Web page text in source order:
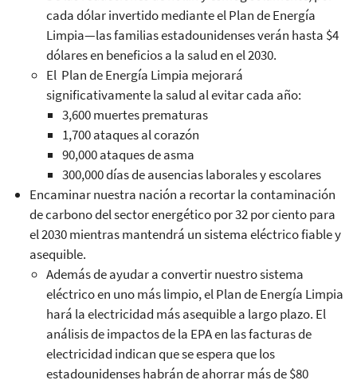
cada dólar invertido mediante el Plan de Energía
Limpia—las familias estadounidenses verán hasta $4
dólares en beneficios a la salud en el 2030.
El Plan de Energía Limpia mejorará
significativamente la salud al evitar cada año:
3,600 muertes prematuras
1,700 ataques al corazón
90,000 ataques de asma
300,000 días de ausencias laborales y escolares
Encaminar nuestra nación a recortar la contaminación
de carbono del sector energético por 32 por ciento para
el 2030 mientras mantendrá un sistema eléctrico fiable y
asequible.
Además de ayudar a convertir nuestro sistema
eléctrico en uno más limpio, el Plan de Energía Limpia
hará la electricidad más asequible a largo plazo. El
análisis de impactos de la EPA en las facturas de
electricidad indican que se espera que los
estadounidenses habrán de ahorrar más de $80